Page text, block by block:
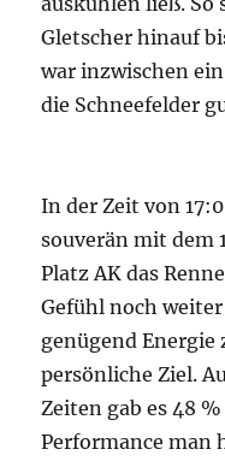
Gefühl noch
genügend Energie
persönliche Ziel.
Zeiten gab es 48
Das Rennen wird
bleiben, zumal ich
Joachim
einzigartigen
so schnell
Dank geht auch
Hotelgastgeber in